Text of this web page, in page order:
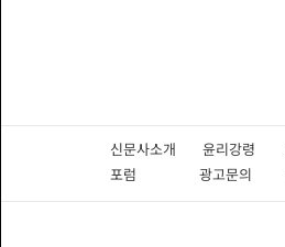
신문사소개 윤리강령
포럼
광고문의